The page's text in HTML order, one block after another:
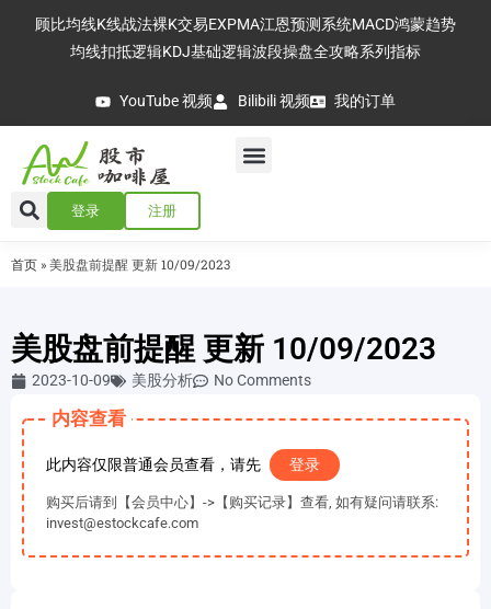
顾比均线K线战法裸K交易EXPMA江恩预测系统MACD鸿蒙趋势
均线扣抵逻辑KDJ基础逻辑波段操盘全攻略系列指标
YouTube 视频 Bilibili 视频 我的订单
登录 注册
首页 » 美股盘前提醒 更新 10/09/2023
美股盘前提醒 更新 10/09/2023
2023-10-09 美股分析 No Comments
内容查看
此内容仅限普通会员查看，请先 登录
购买后请到【会员中心】->【购买记录】查看, 如有疑问请联系:
invest@estockcafe.com